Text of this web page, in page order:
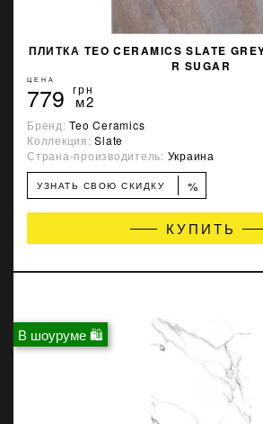
ПЛИТКА TEO CERAMICS SLATE
R SUGAR
ЦЕНА
779 грн
м2
Бренд:Teo Ceramics
Коллекция:Slate
Страна-производитель: Украина
УЗНАТЬ СВОЮ СКИДКУ %
КУПИТЬ
В шоуруме 🛍